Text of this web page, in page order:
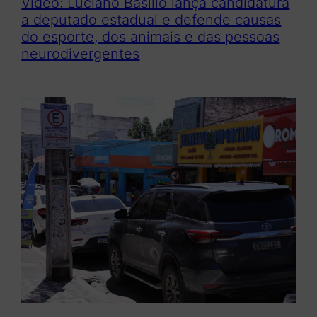
a deputado estadual e defende causas
do esporte, dos animais e das pessoas
neurodivergentes